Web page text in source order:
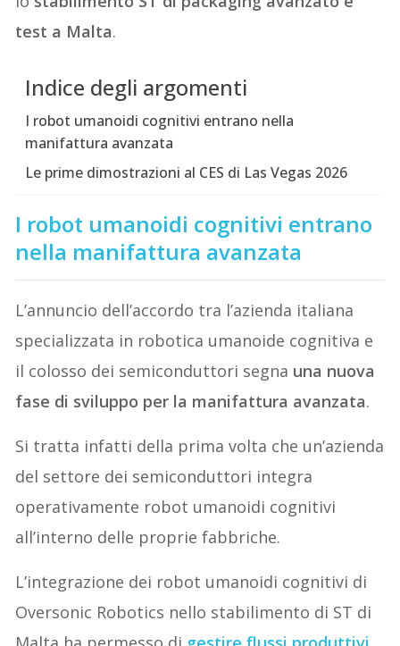
test a Malta.
Indice degli argomenti
I robot umanoidi cognitivi entrano nella
manifattura avanzata
Le prime dimostrazioni al CES di Las Vegas 2026
I robot umanoidi cognitivi entrano
nella manifattura avanzata
L’annuncio dell’accordo tra l’azienda italiana
specializzata in robotica umanoide cognitiva e
il colosso dei semiconduttori segna una nuova
fase di sviluppo per la manifattura avanzata.
Si tratta infatti della prima volta che un’azienda
del settore dei semiconduttori integra
operativamente robot umanoidi cognitivi
all’interno delle proprie fabbriche.
L’integrazione dei robot umanoidi cognitivi di
Oversonic Robotics nello stabilimento di ST di